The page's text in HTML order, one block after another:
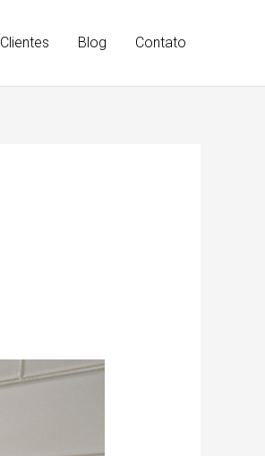
Clientes Blog Contato